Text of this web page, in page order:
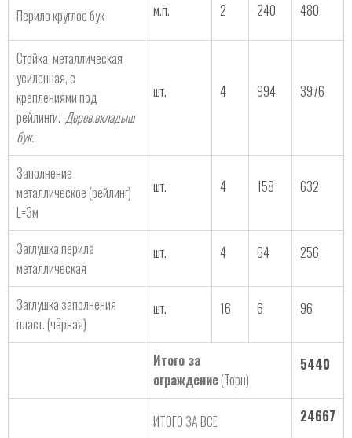
Перило круглое бук м.п. 2 240 480
Стойка металлическая
усиленная, с
креплениями под
рейлинги. Дерев.вкладыш
бук.
шт. 4 994 3976
Заполнение
металлическое (рейлинг)
L=3м
шт. 4 158 632
Заглушка перила
металлическая
шт. 4 64 256
Заглушка заполнения
пласт. (чёрная)
шт. 16 6 96
Итого за
ограждение(Торн)
5440
ИТОГО ЗА ВСЕ 24667